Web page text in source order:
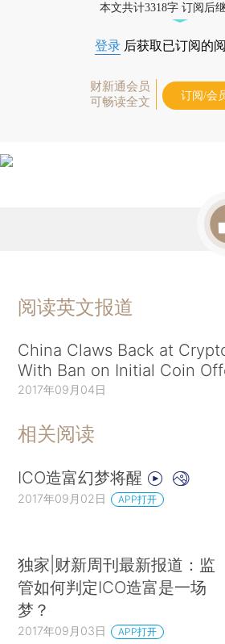
本文共计3318字 订阅后
登录 后获取已订阅的
财新通会员
可畅读全文
订阅/会
阅读英文报道
China Claws Back at
With Ban on Initial Coin
2017年09月04日
相关阅读
ICO造富幻梦将醒
2017年09月02日 APP打开
独家|财新周刊最新报道：监
管如何判定ICO造富是一场
梦？
2017年09月03日 APP打开